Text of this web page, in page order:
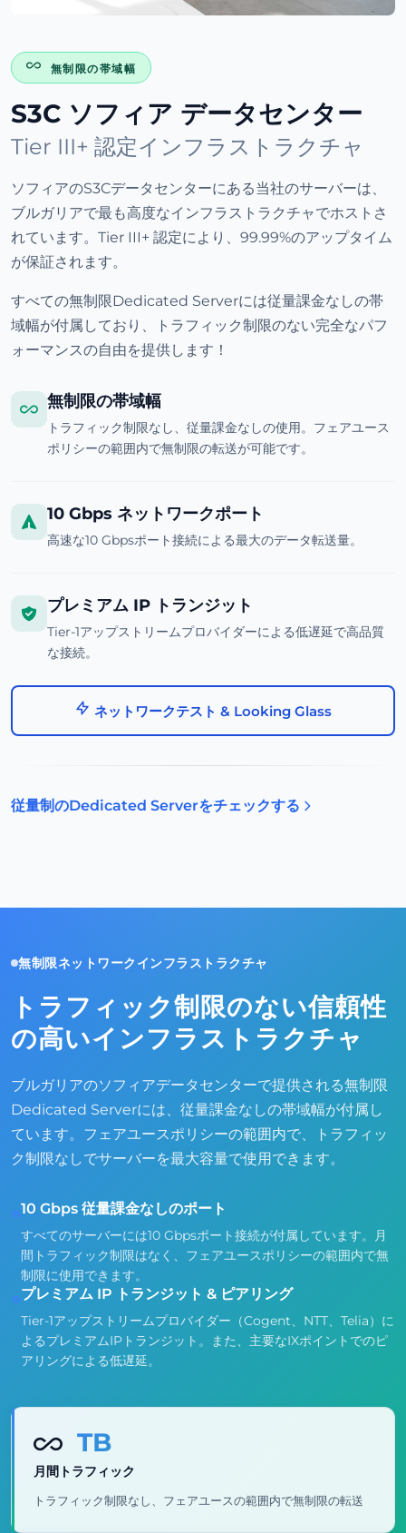
無制限の帯域幅
S3C ソフィア データセンター
Tier III+ 認定インフラストラクチャ
ソフィアのS3Cデータセンターにある当社のサーバーは、
ブルガリアで最も高度なインフラストラクチャでホストさ
れています。Tier III+ 認定により、99.99%のアップタイム
が保証されます。
すべての無制限Dedicated Serverには従量課金なしの帯
域幅が付属しており、トラフィック制限のない完全なパフ
ォーマンスの自由を提供します！
無制限の帯域幅
トラフィック制限なし、従量課金なしの使用。フェアユース
ポリシーの範囲内で無制限の転送が可能です。
10 Gbps ネットワークポート
高速な10 Gbpsポート接続による最大のデータ転送量。
プレミアム IP トランジット
Tier-1アップストリームプロバイダーによる低遅延で高品質
な接続。
ネットワークテスト & Looking Glass
従量制のDedicated Serverをチェックする
無制限ネットワークインフラストラクチャ
トラフィック制限のない信頼性
の高いインフラストラクチャ
ブルガリアのソフィアデータセンターで提供される無制限
Dedicated Serverには、従量課金なしの帯域幅が付属し
ています。フェアユースポリシーの範囲内で、トラフィッ
ク制限なしでサーバーを最大容量で使用できます。
»10 Gbps 従量課金なしのポート
すべてのサーバーには10 Gbpsポート接続が付属しています。月
間トラフィック制限はなく、フェアユースポリシーの範囲内で無
制限に使用できます。
»プレミアム IP トランジット & ピアリング
Tier-1アップストリームプロバイダー（Cogent、NTT、Telia）に
よるプレミアムIPトランジット。また、主要なIXポイントでのピ
アリングによる低遅延。
TB
月間トラフィック
トラフィック制限なし、フェアユースの範囲内で無制限の転送